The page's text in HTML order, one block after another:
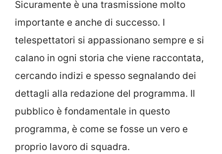
Sicuramente è una trasmissione molto
importante e anche di successo. I
telespettatori si appassionano sempre e si
calano in ogni storia che viene raccontata,
cercando indizi e spesso segnalando dei
dettagli alla redazione del programma. Il
pubblico è fondamentale in questo
programma, è come se fosse un vero e
proprio lavoro di squadra.